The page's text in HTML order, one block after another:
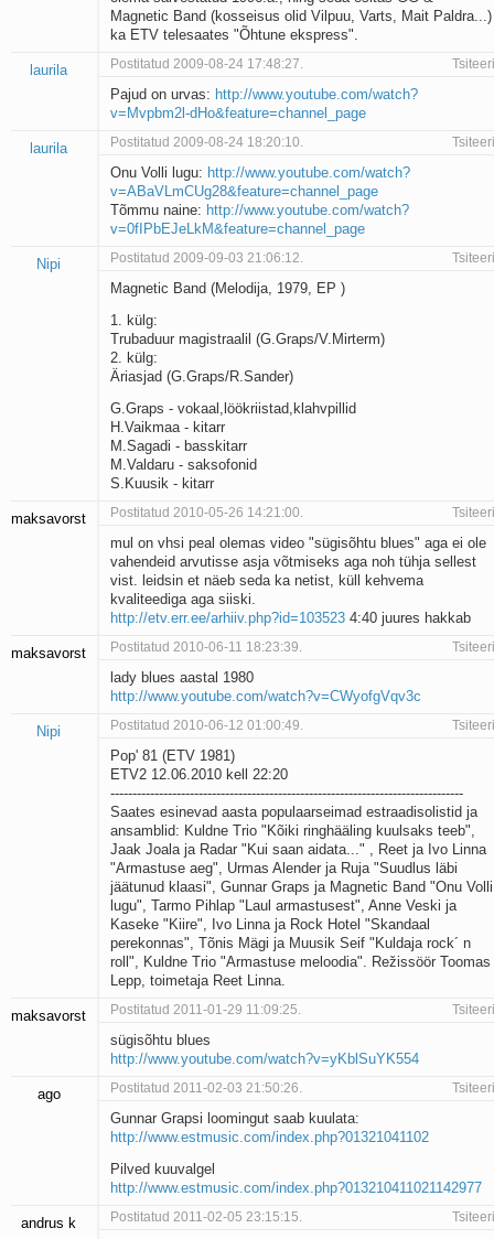
Magnetic Band (kosseisus olid Vilpuu, Varts, Mait Paldra...)
ka ETV telesaates "Õhtune ekspress".
laurila Postitatud 2009-08-24 17:48:27. Tsiteeri
Pajud on urvas: http://www.youtube.com/watch?
v=Mvpbm2l-dHo&feature=channel_page
laurila Postitatud 2009-08-24 18:20:10. Tsiteeri
Onu Volli lugu: http://www.youtube.com/watch?
v=ABaVLmCUg28&feature=channel_page
Tõmmu naine: http://www.youtube.com/watch?
v=0fIPbEJeLkM&feature=channel_page
Nipi Postitatud 2009-09-03 21:06:12. Tsiteeri
Magnetic Band (Melodija, 1979, EP )
1. külg:
Trubaduur magistraalil (G.Graps/V.Mirterm)
2. külg:
Äriasjad (G.Graps/R.Sander)
G.Graps - vokaal,löökriistad,klahvpillid
H.Vaikmaa - kitarr
M.Sagadi - basskitarr
M.Valdaru - saksofonid
S.Kuusik - kitarr
maksavorst Postitatud 2010-05-26 14:21:00. Tsiteeri
mul on vhsi peal olemas video "sügisõhtu blues" aga ei ole
vahendeid arvutisse asja võtmiseks aga noh tühja sellest
vist. leidsin et näeb seda ka netist, küll kehvema
kvaliteediga aga siiski.
http://etv.err.ee/arhiiv.php?id=103523 4:40 juures hakkab
maksavorst Postitatud 2010-06-11 18:23:39. Tsiteeri
lady blues aastal 1980
http://www.youtube.com/watch?v=CWyofgVqv3c
Nipi Postitatud 2010-06-12 01:00:49. Tsiteeri
Pop' 81 (ETV 1981)
ETV2 12.06.2010 kell 22:20
--------------------------------------------------------------------------------
Saates esinevad aasta populaarseimad estraadisolistid ja
ansamblid: Kuldne Trio "Kõiki ringhääling kuulsaks teeb",
Jaak Joala ja Radar "Kui saan aidata..." , Reet ja Ivo Linna
"Armastuse aeg", Urmas Alender ja Ruja "Suudlus läbi
jäätunud klaasi", Gunnar Graps ja Magnetic Band "Onu Volli
lugu", Tarmo Pihlap "Laul armastusest", Anne Veski ja
Kaseke "Kiire", Ivo Linna ja Rock Hotel "Skandaal
perekonnas", Tõnis Mägi ja Muusik Seif "Kuldaja rock´ n
roll", Kuldne Trio "Armastuse meloodia". Režissöör Toomas
Lepp, toimetaja Reet Linna.
maksavorst Postitatud 2011-01-29 11:09:25. Tsiteeri
sügisõhtu blues
http://www.youtube.com/watch?v=yKblSuYK554
ago Postitatud 2011-02-03 21:50:26. Tsiteeri
Gunnar Grapsi loomingut saab kuulata:
http://www.estmusic.com/index.php?01321041102
Pilved kuuvalgel
http://www.estmusic.com/index.php?013210411021142977
andrus k Postitatud 2011-02-05 23:15:15. Tsiteeri